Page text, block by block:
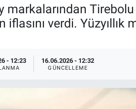
markalarından
verdi. Yüzyıllık
- 12:23 16.06.2026 - 12:32
GÜNCELLEME